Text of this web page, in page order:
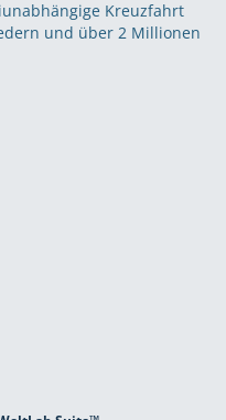
Kreuzfahrt
und über 2 Millionen